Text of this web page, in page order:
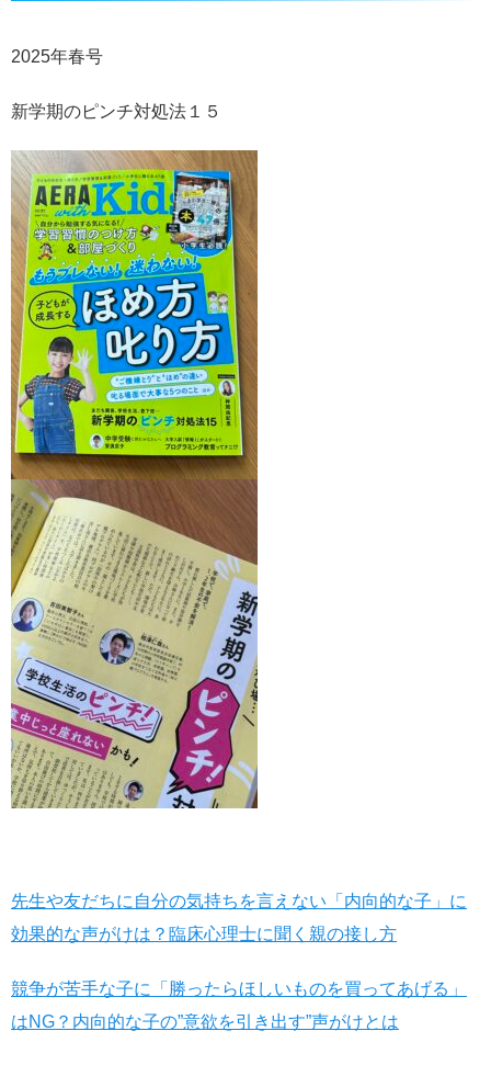
2025年春号
新学期のピンチ対処法１５
先生や友だちに自分の気持ちを言えない「内向的な子」に
効果的な声がけは？臨床心理士に聞く親の接し方
競争が苦手な子に「勝ったらほしいものを買ってあげる」
はNG？内向的な子の”意欲を引き出す”声がけとは